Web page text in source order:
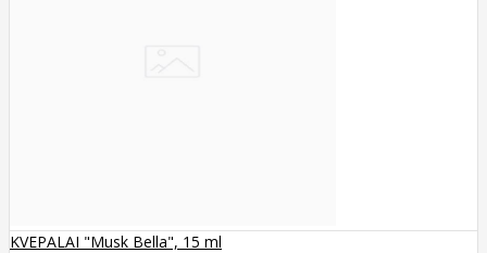
KVEPALAI "Musk Bella", 15 ml